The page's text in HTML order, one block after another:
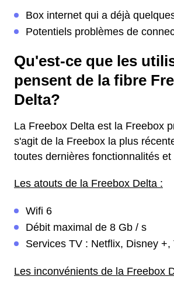
Box internet qui a déjà
Potentiels problèmes de
Qu'est-ce que les
pensent de la fibre
Delta?
La Freebox Delta est la Freebox
s'agit de la Freebox la plus
toutes dernières fonctionnalités et
Les atouts de la Freebox Delta :
Wifi 6
Débit maximal de 8 Gb / s
Services TV : Netflix, Disney +,
Les inconvénients de la Freebox